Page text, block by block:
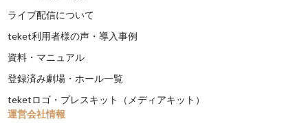
ライブ配信について
teket利用者様の声・導入事例
資料・マニュアル
登録済み劇場・ホール一覧
teketロゴ・プレスキット（メディアキット）
運営会社情報